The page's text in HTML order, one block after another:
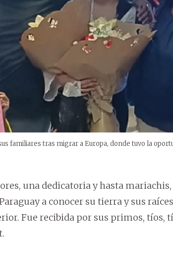
familiares tras migrar a Europa, donde tuvo la
una dedicatoria y hasta
a conocer su tierra y sus
Fue recibida por sus primos, tíos,